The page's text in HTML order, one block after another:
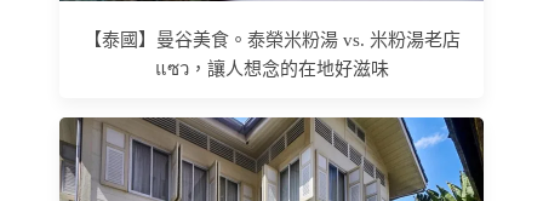
【泰國】曼谷美食。泰榮米粉湯 vs. 米粉湯老店
แซว，讓人想念的在地好滋味